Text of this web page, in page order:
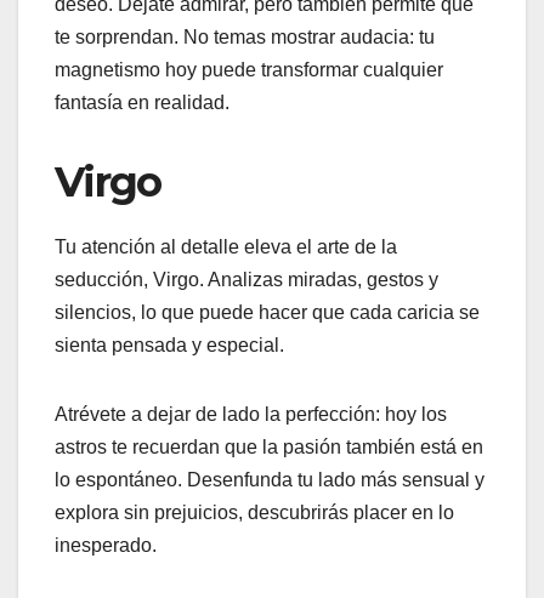
deseo. Déjate admirar, pero también permite que
te sorprendan. No temas mostrar audacia: tu
magnetismo hoy puede transformar cualquier
fantasía en realidad.
Virgo
Tu atención al detalle eleva el arte de la
seducción, Virgo. Analizas miradas, gestos y
silencios, lo que puede hacer que cada caricia se
sienta pensada y especial.
Atrévete a dejar de lado la perfección: hoy los
astros te recuerdan que la pasión también está en
lo espontáneo. Desenfunda tu lado más sensual y
explora sin prejuicios, descubrirás placer en lo
inesperado.